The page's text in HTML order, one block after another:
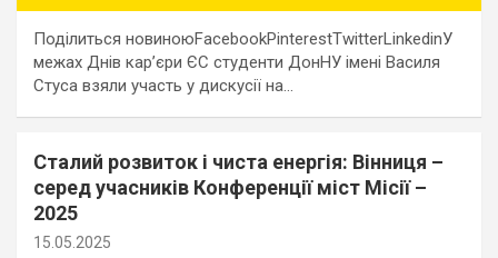
Поділиться новиноюFacebookPinterestTwitterLinkedinУ
межах Днів кар’єри ЄС студенти ДонНУ імені Василя
Стуса взяли участь у дискусії на…
Сталий розвиток і чиста енергія: Вінниця –
серед учасників Конференції міст Місії –
2025
15.05.2025